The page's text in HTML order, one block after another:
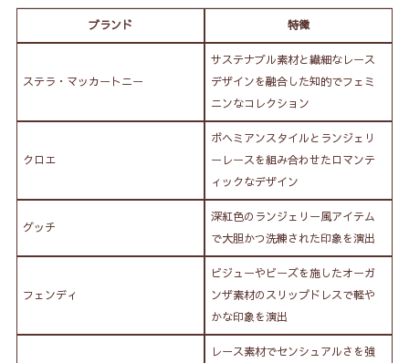
ブランド 特徴
ステラ・マッカートニー
サステナブル素材と繊細なレース
デザインを融合した知的でフェミ
ニンなコレクション
クロエ
ボヘミアンスタイルとランジェリ
ーレースを組み合わせたロマンテ
ィックなデザイン
グッチ
深紅色のランジェリー風アイテム
で大胆かつ洗練された印象を演出
フェンディ
ビジューやビーズを施したオーガ
ンザ素材のスリップドレスで軽や
かな印象を演出
レース素材でセンシュアルさを強